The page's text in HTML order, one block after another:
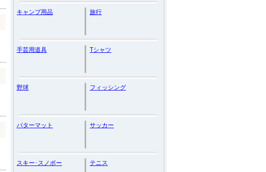
キャンプ用品 旅行
手芸用道具 Tシャツ
野球 フィッシング
パターマット サッカー
スキー･スノボー テニス